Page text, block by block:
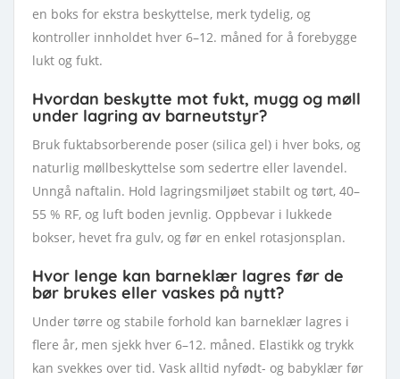
en boks for ekstra beskyttelse, merk tydelig, og
kontroller innholdet hver 6–12. måned for å forebygge
lukt og fukt.
Hvordan beskytte mot fukt, mugg og møll
under lagring av barneutstyr?
Bruk fuktabsorberende poser (silica gel) i hver boks, og
naturlig møllbeskyttelse som sedertre eller lavendel.
Unngå naftalin. Hold lagringsmiljøet stabilt og tørt, 40–
55 % RF, og luft boden jevnlig. Oppbevar i lukkede
bokser, hevet fra gulv, og før en enkel rotasjonsplan.
Hvor lenge kan barneklær lagres før de
bør brukes eller vaskes på nytt?
Under tørre og stabile forhold kan barneklær lagres i
flere år, men sjekk hver 6–12. måned. Elastikk og trykk
kan svekkes over tid. Vask alltid nyfødt- og babyklær før